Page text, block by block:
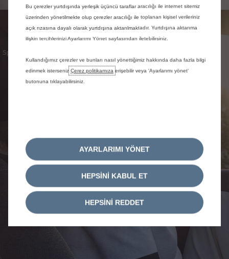
Spoticar Hayatınızı Kolaylaştırır
Spoticar, gelecekteki ikinci el araç seçimizde sizi destekler ve
tavsiyelerde bulunur.
Bu çerezler yurtdışında yerleşik üçüncü taraflar aracılığı ile internet sitemiz
üzerinden yönetilmekte olup çerezler aracılığı ile toplanan kişisel verileriniz
açık rızasına dayalı olarak yurtdışına aktarılmaktadır. Yurtdışına aktarıma
ilişkin tercihlerinizi Ayarlarımı Yönet sayfasından iletebilirsiniz.
Kullandığımız çerezler ve bunları nasıl yönettiğimiz hakkında daha fazla bilgi
edinmek isterseniz Çerez politikamıza erişebilir veya 'Ayarlarımı yönet‘
butonuna tıklayabilirsiniz.
AYARLARIMI YÖNET
HEPSİNİ KABUL ET
HEPSİNİ REDDET